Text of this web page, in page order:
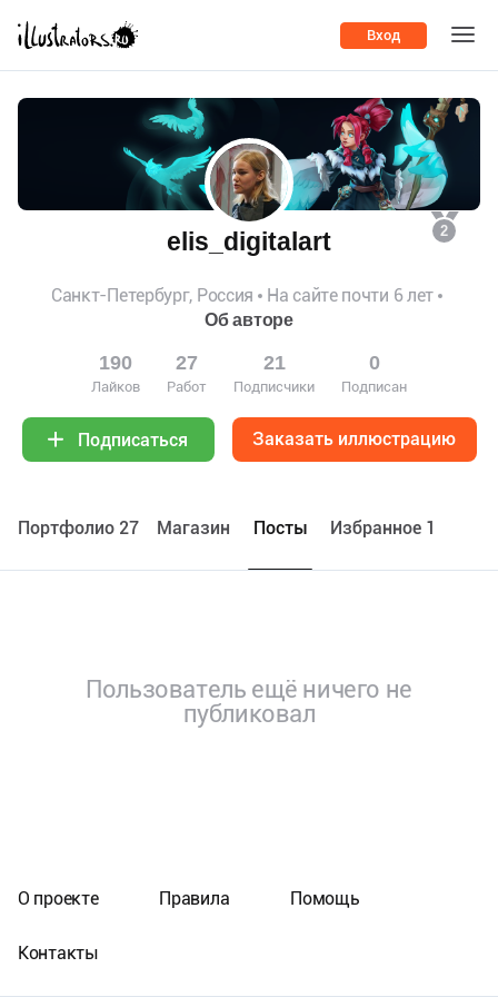
Вход
2
elis_digitalart
Санкт-Петербург, Россия
На сайте почти 6 лет
Об авторе
190
Лайков
27
Работ
21
Подписчики
0
Подписан
Подписаться Заказать иллюстрацию
Портфолио 27 Maгазин Посты Избранное 1
Пользователь ещё ничего не
публиковал
О проекте Правила Помощь
Контакты